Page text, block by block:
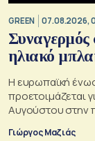
GREEN 07.08.2026,
Συναγερμός
ηλιακό
Η ευρωπαϊκή
προετοιμάζεται
Αυγούστου στην
Γιώργος Μαζιάς